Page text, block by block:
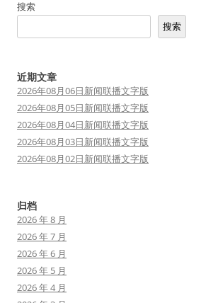
搜索
搜索
近期文章
2026年08月06日新闻联播文字版
2026年08月05日新闻联播文字版
2026年08月04日新闻联播文字版
2026年08月03日新闻联播文字版
2026年08月02日新闻联播文字版
归档
2026 年 8 月
2026 年 7 月
2026 年 6 月
2026 年 5 月
2026 年 4 月